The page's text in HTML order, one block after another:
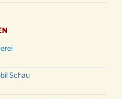
Schau